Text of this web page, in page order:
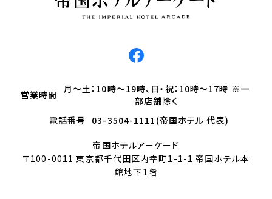
営業時間
月～土：10時～19時、日・祝：10時～17時 ※一
部店舗除く
電話番号
03-3504-1111(帝国ホテル 代表)
帝国ホテルアーケード
〒100-0011 東京都千代田区内幸町1-1-1 帝国ホテル本
館地下1階